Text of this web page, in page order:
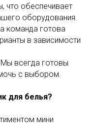
что обеспечивает
оборудования.
команда готова
в зависимости
Мы всегда готовы
с выбором.
для белья?
мини